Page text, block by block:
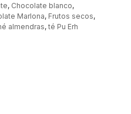
, Chocolate blanco,
Marlona, Frutos secos,
almendras,té Pu Erh